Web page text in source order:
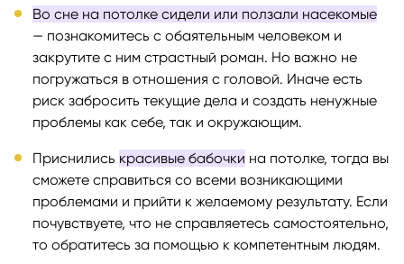
Во сне на потолке сидели или ползали насекомые
— познакомитесь с обаятельным человеком и
закрутите с ним страстный роман. Но важно не
погружаться в отношения с головой. Иначе есть
риск забросить текущие дела и создать ненужные
проблемы как себе, так и окружающим.
Приснились красивые бабочки на потолке, тогда вы
сможете справиться со всеми возникающими
проблемами и прийти к желаемому результату. Если
почувствуете, что не справляетесь самостоятельно,
то обратитесь за помощью к компетентным людям.